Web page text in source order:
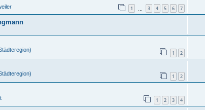
1 3 4 5 6 7
1 2
1 2
1 2 3 4